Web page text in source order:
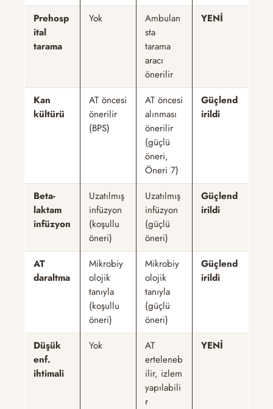
Prehosp
ital
tarama
Yok
Ambulan
sta
tarama
aracı
önerilir
YENİ
Kan
kültürü
AT öncesi
önerilir
(BPS)
AT öncesi
alınması
önerilir
(güçlü
öneri,
Öneri 7)
Güçlend
irildi
Beta-
laktam
infüzyon
Uzatılmış
infüzyon
(koşullu
öneri)
Uzatılmış
infüzyon
(güçlü
öneri)
Güçlend
irildi
AT
daraltma
Mikrobiy
olojik
tanıyla
(koşullu
öneri)
Mikrobiy
olojik
tanıyla
(güçlü
öneri)
Güçlend
irildi
Düşük
enf.
ihtimali
Yok
AT
erteleneb
ilir, izlem
yapılabili
r
YENİ